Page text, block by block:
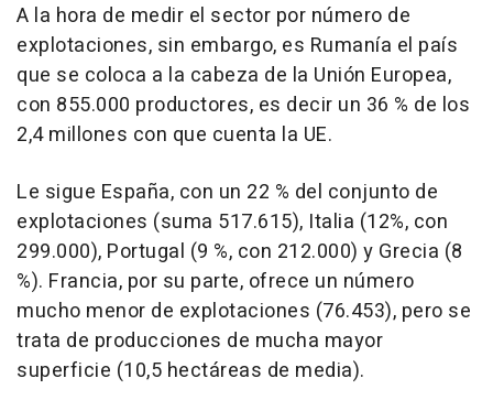
A la hora de medir el sector por número de
explotaciones, sin embargo, es Rumanía el país
que se coloca a la cabeza de la Unión Europea,
con 855.000 productores, es decir un 36 % de los
2,4 millones con que cuenta la UE.
Le sigue España, con un 22 % del conjunto de
explotaciones (suma 517.615), Italia (12%, con
299.000), Portugal (9 %, con 212.000) y Grecia (8
%). Francia, por su parte, ofrece un número
mucho menor de explotaciones (76.453), pero se
trata de producciones de mucha mayor
superficie (10,5 hectáreas de media).